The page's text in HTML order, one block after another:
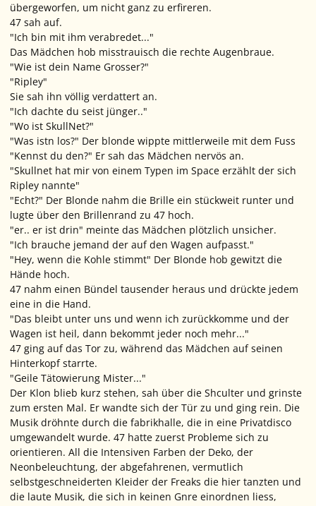
übergeworfen, um nicht ganz zu erfireren.
47 sah auf.
"Ich bin mit ihm verabredet..."
Das Mädchen hob misstrauisch die rechte Augenbraue.
"Wie ist dein Name Grosser?"
"Ripley"
Sie sah ihn völlig verdattert an.
"Ich dachte du seist jünger.."
"Wo ist SkullNet?"
"Was istn los?" Der blonde wippte mittlerweile mit dem Fuss
"Kennst du den?" Er sah das Mädchen nervös an.
"Skullnet hat mir von einem Typen im Space erzählt der sich
Ripley nannte"
"Echt?" Der Blonde nahm die Brille ein stückweit runter und
lugte über den Brillenrand zu 47 hoch.
"er.. er ist drin" meinte das Mädchen plötzlich unsicher.
"Ich brauche jemand der auf den Wagen aufpasst."
"Hey, wenn die Kohle stimmt" Der Blonde hob gewitzt die
Hände hoch.
47 nahm einen Bündel tausender heraus und drückte jedem
eine in die Hand.
"Das bleibt unter uns und wenn ich zurückkomme und der
Wagen ist heil, dann bekommt jeder noch mehr..."
47 ging auf das Tor zu, während das Mädchen auf seinen
Hinterkopf starrte.
"Geile Tätowierung Mister..."
Der Klon blieb kurz stehen, sah über die Shculter und grinste
zum ersten Mal. Er wandte sich der Tür zu und ging rein. Die
Musik dröhnte durch die fabrikhalle, die in eine Privatdisco
umgewandelt wurde. 47 hatte zuerst Probleme sich zu
orientieren. All die Intensiven Farben der Deko, der
Neonbeleuchtung, der abgefahrenen, vermutlich
selbstgeschneiderten Kleider der Freaks die hier tanzten und
die laute Musik, die sich in keinen Gnre einordnen liess,